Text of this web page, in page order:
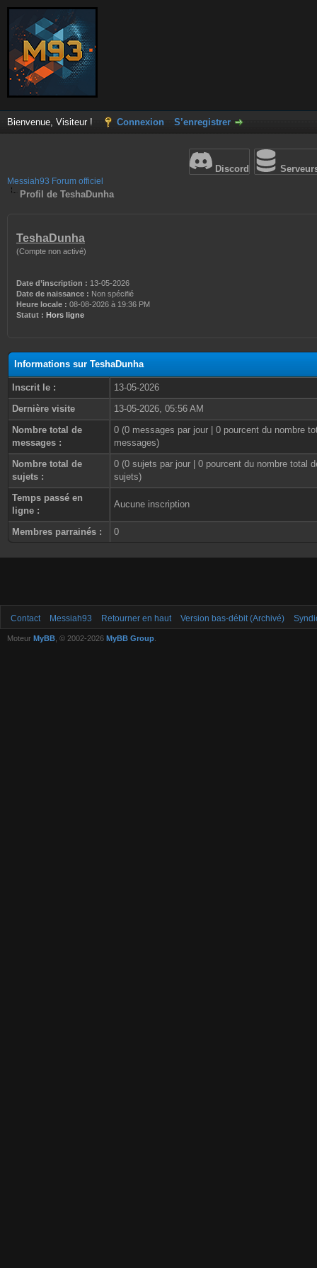
Bienvenue, Visiteur ! Connexion S’enregistrer
Discord
Messiah93 Forum officiel
Profil de TeshaDunha
TeshaDunha
(Compte non activé)
Date d’inscription : 13-05-2026
Date de naissance : Non spécifié
Heure locale : 08-08-2026 à 19:36 PM
Statut : Hors ligne
Informations sur TeshaDunha
Inscrit le :
13-05-2026
Dernière visite
13-05-2026, 05:56 AM
Nombre total de
messages :
0 (0 messages par jour | 0 pourcent du nombre
messages)
Nombre total de
sujets :
0 (0 sujets par jour | 0 pourcent du nombre total
sujets)
Temps passé en
ligne :
Aucune inscription
Membres parrainés : 0
Contact Messiah93 Retourner en haut Version bas-débit (Archivé)
Moteur MyBB , © 2002-2026 MyBB Group